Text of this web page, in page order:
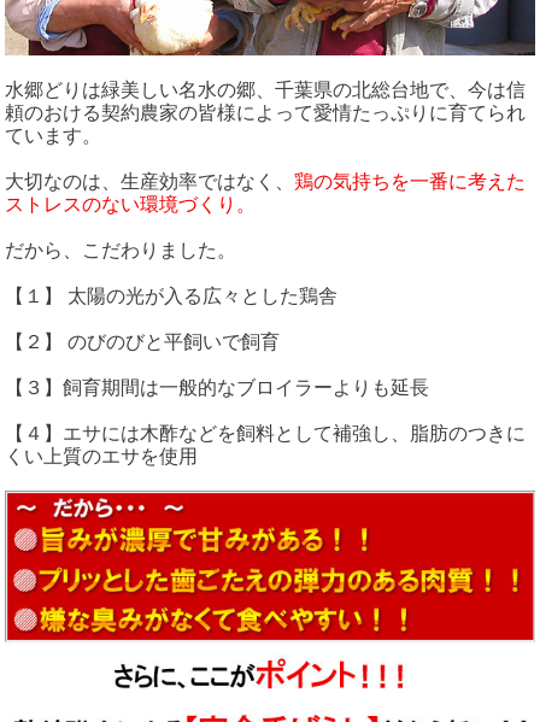
水郷どりは緑美しい名水の郷、千葉県の北総台地で、今は信
頼のおける契約農家の皆様によって愛情たっぷりに育てられ
ています。
大切なのは、生産効率ではなく、 鶏の気持ちを一番に考えた
ストレスのない環境づくり。
だから、こだわりました。
【１】 太陽の光が入る広々とした鶏舎
【２】 のびのびと平飼いで飼育
【３】飼育期間は一般的なブロイラーよりも延長
【４】エサには木酢などを飼料として補強し、脂肪のつきに
くい上質のエサを使用